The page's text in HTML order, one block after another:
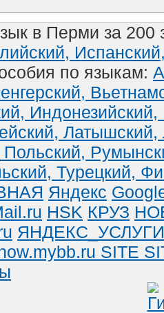
в Перми за 200
по языкам:
Индонезийский,
Латышский,
Польский,
Турецкий,
Яндекс
HSK КРУЗ
ЯНДЕКС_УСЛУГИ
SITE